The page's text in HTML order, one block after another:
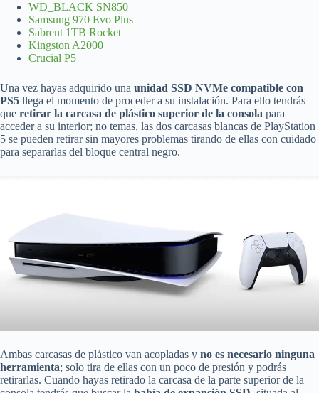
WD_BLACK SN850
Samsung 970 Evo Plus
Sabrent 1TB Rocket
Kingston A2000
Crucial P5
Una vez hayas adquirido una unidad SSD NVMe compatible con
PS5 llega el momento de proceder a su instalación. Para ello tendrás
que retirar la carcasa de plástico superior de la consola para
acceder a su interior; no temas, las dos carcasas blancas de PlayStation
5 se pueden retirar sin mayores problemas tirando de ellas con cuidado
para separarlas del bloque central negro.
Ambas carcasas de plástico van acopladas y no es necesario ninguna
herramienta; solo tira de ellas con un poco de presión y podrás
retirarlas. Cuando hayas retirado la carcasa de la parte superior de la